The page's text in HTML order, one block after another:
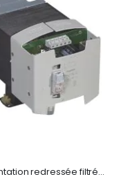
Alimentation redressée filtrée monophasée entrée 230-400V~ sortie 48V= -720W-15A